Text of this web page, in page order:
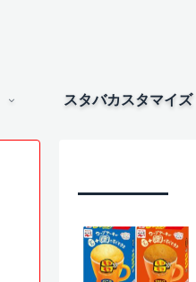
スタバカスタマイズ